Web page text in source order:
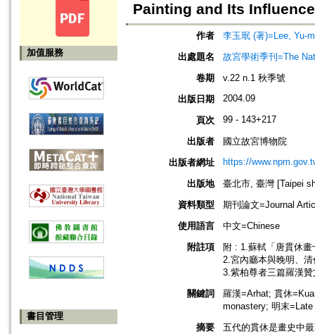
加值服務
書目管理
Painting and Its Influence
作者
李玉珉 (著)=Lee, Yu-
出處題名
故宮學術季刊=The
卷期
v.22 n.1 秋季號
出版日期
2004.09
頁次 99 - 143+217
出版者
國立故宮博物院
出版者網址
https://
出版地
臺北市, 臺灣 [Taipei
資料類型
期刊論文=Journal
使用語言
中文=Chinese
附註項
附 : 1.蘇軾「唐貫休
2.宮內廳本與晚明、
3.紫柏尊者三篇羅漢
關鍵詞
羅漢=Arhat; 貫休
monastery; 明末=Late
摘要
五代的貫休是畫史中